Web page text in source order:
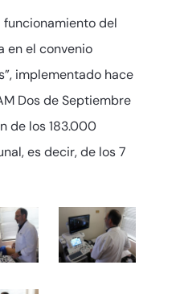
del
en el convenio
implementado hace
Dos de Septiembre
de los 183.000
es decir, de los 7